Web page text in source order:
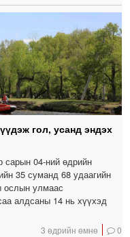
гол, усанд эндэх
сарын 04-ний өдрийн
35 суманд 68 удаагийн
ослын улмаас
алдсаны 14 нь хүүхэд
3 өдрийн өмнө 0